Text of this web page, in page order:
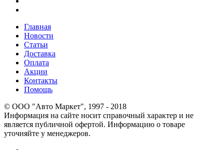
Главная
Новости
Статьи
Доставка
Оплата
Акции
Контакты
Помощь
© OOO "Авто Маркет", 1997 - 2018
Информация на сайте носит справочный характер и не
является публичной офертой. Информацию о товаре
уточняйте у менеджеров.